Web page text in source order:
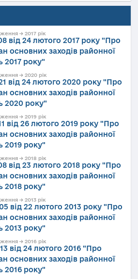
→ 2017 рік
від 24 лютого 2017 року "Про
основних заходів районної
2017 року"
→ 2020 рік
від 24 лютого 2020 року "Про
основних заходів районної
2020 року"
→ 2019 рік
від 26 лютого 2019 року "Про
основних заходів районної
2019 року"
→ 2018 рік
від 23 лютого 2018 року "Про
основних заходів районної
2018 року"
→ 2013 рік
від 22 лютого 2013 року "Про
основних заходів районної
2013 року"
→ 2016 рік
від 24 лютого 2016 "Про
основних заходів районної
2016 року"